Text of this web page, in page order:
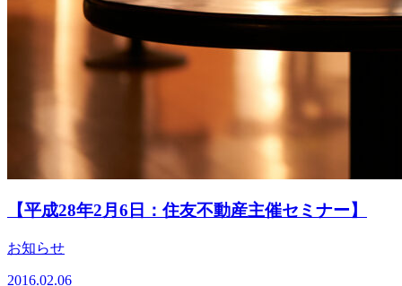
【平成28年2月6日：住友不動産主催セミナー】
お知らせ
2016.02.06